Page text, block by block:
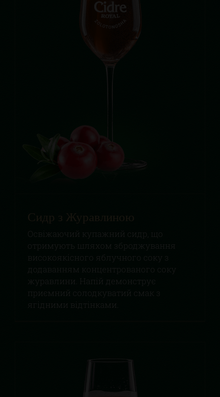
Освіжаючий купажний сидр, що
отримують шляхом зброджування
високоякісного яблучного соку з
додаванням концентрованого соку
журавлини. Напій демонструє
приємний солодкуватий смак з
ягідними відтінками.